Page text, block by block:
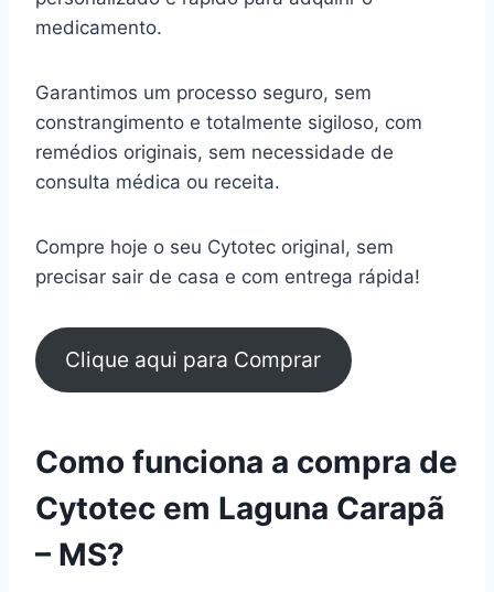
medicamento.
Garantimos um processo seguro, sem
constrangimento e totalmente sigiloso, com
remédios originais, sem necessidade de
consulta médica ou receita.
Compre hoje o seu Cytotec original, sem
precisar sair de casa e com entrega rápida!
Clique aqui para Comprar
Como funciona a compra de
Cytotec em Laguna Carapã
– MS?